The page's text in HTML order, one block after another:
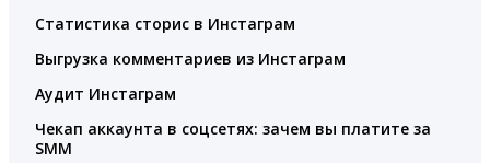
Статистика сторис в Инстаграм
Выгрузка комментариев из Инстаграм
Аудит Инстаграм
Чекап аккаунта в соцсетях: зачем вы платите за
SMM